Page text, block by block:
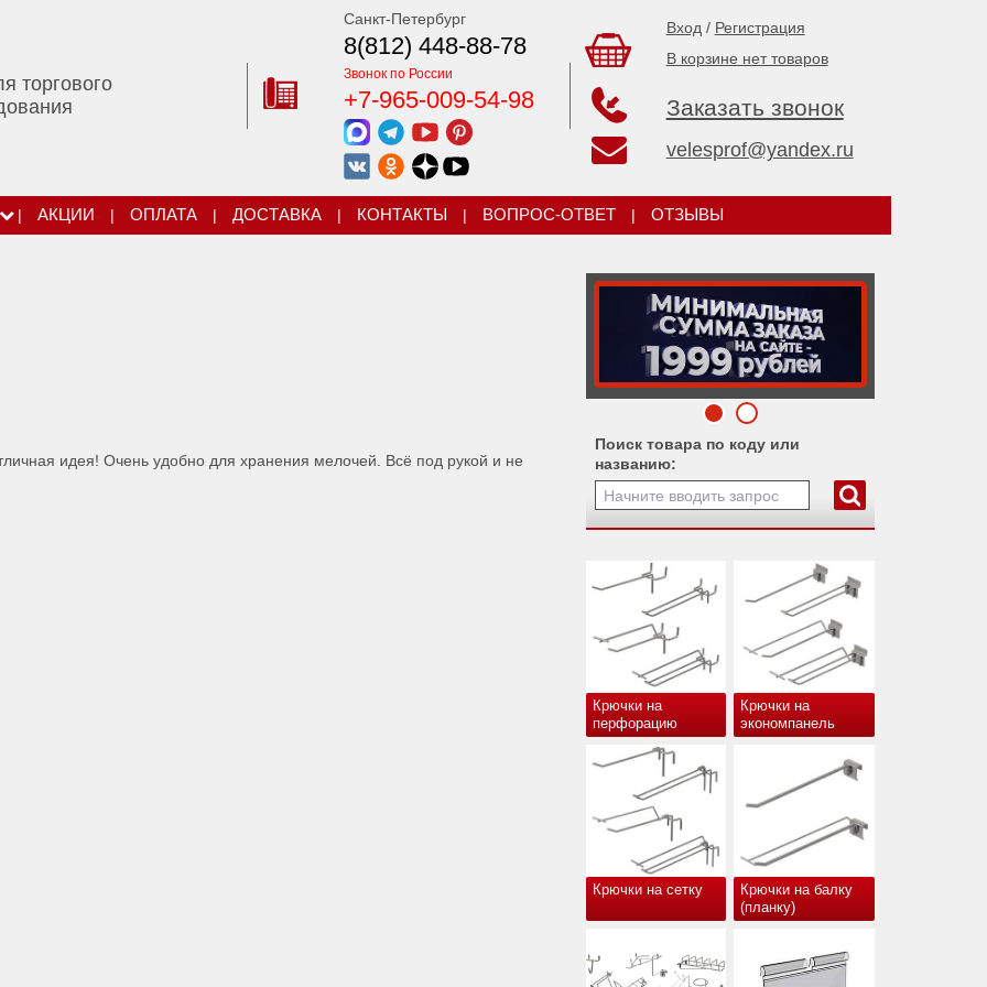
торгового
Санкт-Петербург
8(812) 448-88-78
Звонок по России
+7-965-009-54-98
Вход / Регистрация
В корзине нет товаров
Заказать звонок
velesprof@yandex.ru
| АКЦИИ | ОПЛАТА | ДОСТАВКА | КОНТАКТЫ | ВОПРОС-ОТВЕТ | ОТЗЫВЫ
Поиск товара по коду или
названию:
Крючки на
перфорацию
Крючки на
экономпанель
Крючки на сетку
Крючки на балку
(планку)
идея! Очень удобно для хранения мелочей. Всё под рукой и не